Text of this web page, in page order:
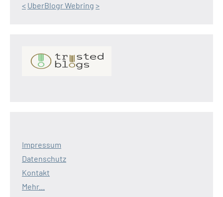
< UberBlogr Webring >
Impressum
Datenschutz
Kontakt
Mehr...